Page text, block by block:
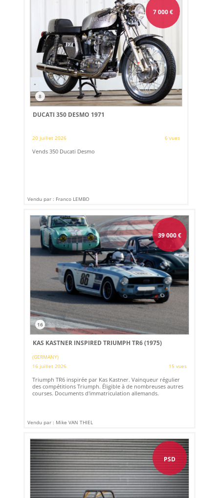
7 000€
8
DUCATI 350 DESMO 1971
20 juillet 2026 6 vues
Vends 350 Ducati Desmo
Vendu par : Franco LEMBO
39 000€
16
KAS KASTNER INSPIRED TRIUMPH TR6 (1975)
(GERMANY)
16 juillet 2026
15 vues
Triumph TR6 inspirée par Kas Kastner. Vainqueur régulier
des compétitions Triumph. Éligible à de nombreuses autres
courses. Documents d'immatriculation allemands.
Vendu par : Mike VAN THIEL
PSD